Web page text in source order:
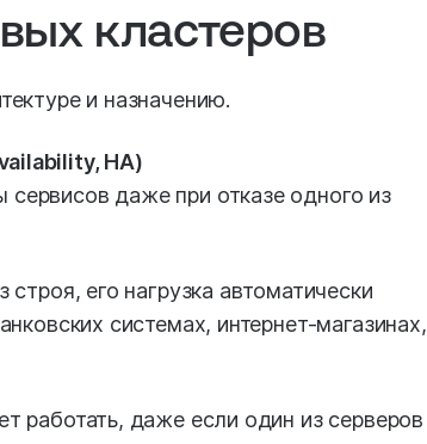
кластеров
и назначению.
HA)
даже при отказе одного из
его нагрузка автоматически
системах, интернет-магазинах,
работать, даже если один из серверов